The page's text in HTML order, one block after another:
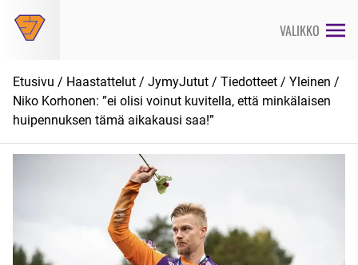
suoraan
VALIKKO
Etusivu / Haastattelut / JymyJutut / Tiedotteet / Yleinen /
Niko Korhonen: ”ei olisi voinut kuvitella, että minkälaisen
huipennuksen tämä aikakausi saa!”